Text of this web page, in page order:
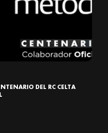
DEL RC CELTA